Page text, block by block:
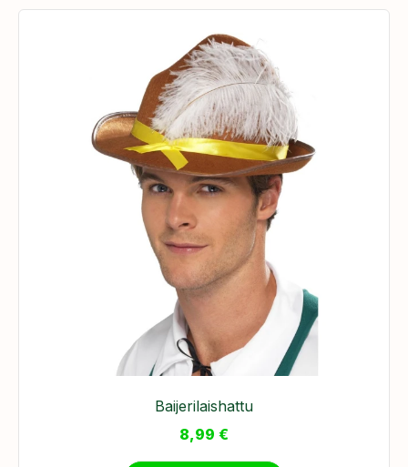
Baijerilaishattu
8,99 €